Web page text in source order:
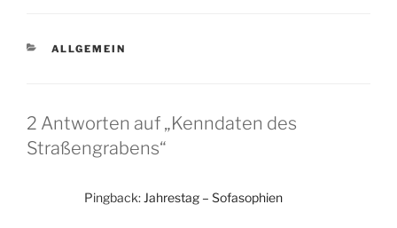
KATEGORIEN
ALLGEMEIN
2 Antworten auf „Kenndaten des
Straßengrabens“
Pingback: Jahrestag – Sofasophien